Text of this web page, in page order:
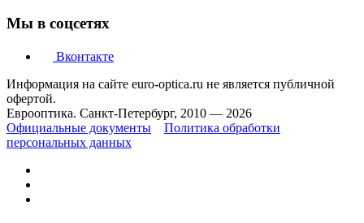
Мы в соцсетях
Вконтакте
Информация на сайте euro-optica.ru не является публичной
офертой.
Еврооптика. Санкт-Петербург, 2010 — 2026
Официальные документы
Политика обработки
персональных данных